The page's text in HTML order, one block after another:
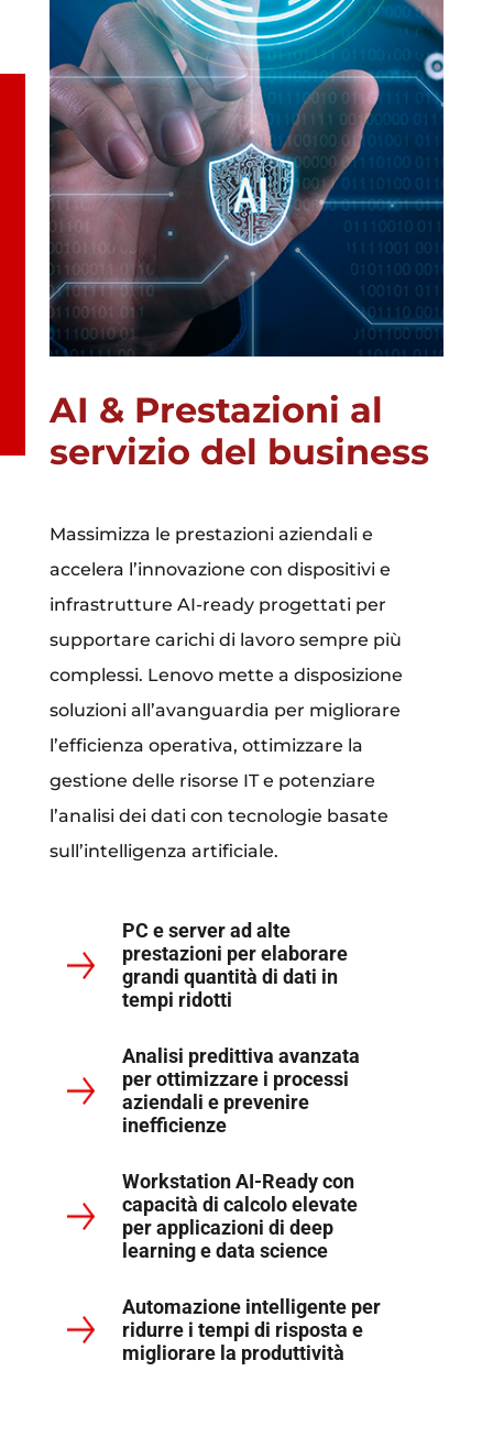
AI & Prestazioni al
servizio del business
Massimizza le prestazioni aziendali e
accelera l’innovazione con dispositivi e
infrastrutture AI-ready progettati per
supportare carichi di lavoro sempre più
complessi. Lenovo mette a disposizione
soluzioni all’avanguardia per migliorare
l’efficienza operativa, ottimizzare la
gestione delle risorse IT e potenziare
l’analisi dei dati con tecnologie basate
sull’intelligenza artificiale.
PC e server ad alte
prestazioni per elaborare
grandi quantità di dati in
tempi ridotti
Analisi predittiva avanzata
per ottimizzare i processi
aziendali e prevenire
inefficienze
Workstation AI-Ready con
capacità di calcolo elevate
per applicazioni di deep
learning e data science
Automazione intelligente per
ridurre i tempi di risposta e
migliorare la produttività